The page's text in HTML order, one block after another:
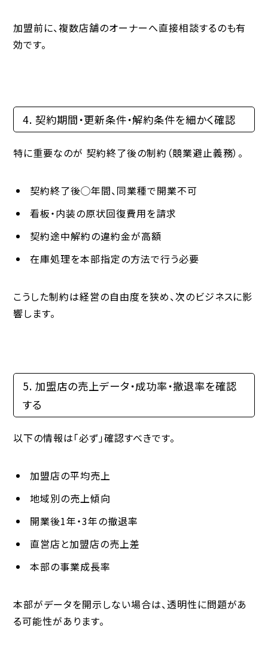
加盟前に、複数店舗のオーナーへ直接相談するのも有
効です。
4. 契約期間・更新条件・解約条件を細かく確認
特に重要なのが 契約終了後の制約（競業避止義務） 。
契約終了後◯年間、同業種で開業不可
看板・内装の原状回復費用を請求
契約途中解約の違約金が高額
在庫処理を本部指定の方法で行う必要
こうした制約は経営の自由度を狭め、次のビジネスに影
響します。
5. 加盟店の売上データ・成功率・撤退率を確認
する
以下の情報は「必ず」確認すべきです。
加盟店の平均売上
地域別の売上傾向
開業後1年・3年の撤退率
直営店と加盟店の売上差
本部の事業成長率
本部がデータを開示しない場合は、透明性に問題があ
る可能性があります。